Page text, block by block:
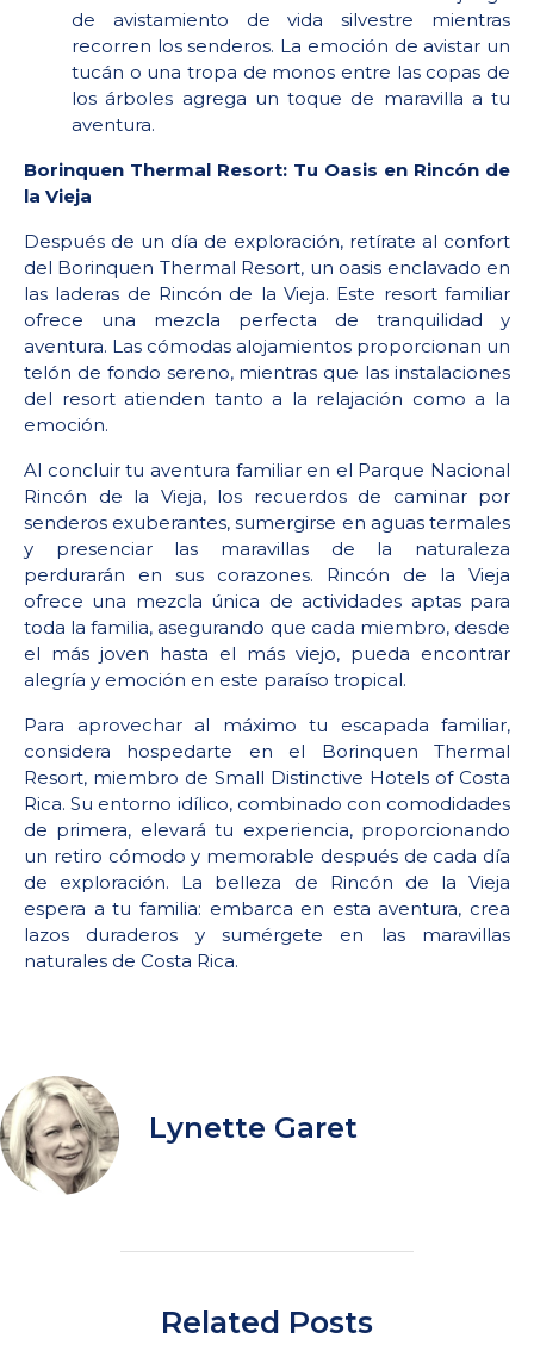
de avistamiento de vida silvestre mientras
recorren los senderos. La emoción de avistar un
tucán o una tropa de monos entre las copas de
los árboles agrega un toque de maravilla a tu
aventura.
Borinquen Thermal Resort: Tu Oasis en Rincón de
la Vieja
Después de un día de exploración, retírate al confort
del Borinquen Thermal Resort, un oasis enclavado en
las laderas de Rincón de la Vieja. Este resort familiar
ofrece una mezcla perfecta de tranquilidad y
aventura. Las cómodas alojamientos proporcionan un
telón de fondo sereno, mientras que las instalaciones
del resort atienden tanto a la relajación como a la
emoción.
Al concluir tu aventura familiar en el Parque Nacional
Rincón de la Vieja, los recuerdos de caminar por
senderos exuberantes, sumergirse en aguas termales
y presenciar las maravillas de la naturaleza
perdurarán en sus corazones. Rincón de la Vieja
ofrece una mezcla única de actividades aptas para
toda la familia, asegurando que cada miembro, desde
el más joven hasta el más viejo, pueda encontrar
alegría y emoción en este paraíso tropical.
Para aprovechar al máximo tu escapada familiar,
considera hospedarte en el Borinquen Thermal
Resort, miembro de Small Distinctive Hotels of Costa
Rica. Su entorno idílico, combinado con comodidades
de primera, elevará tu experiencia, proporcionando
un retiro cómodo y memorable después de cada día
de exploración. La belleza de Rincón de la Vieja
espera a tu familia: embarca en esta aventura, crea
lazos duraderos y sumérgete en las maravillas
naturales de Costa Rica.
Lynette Garet
Related Posts